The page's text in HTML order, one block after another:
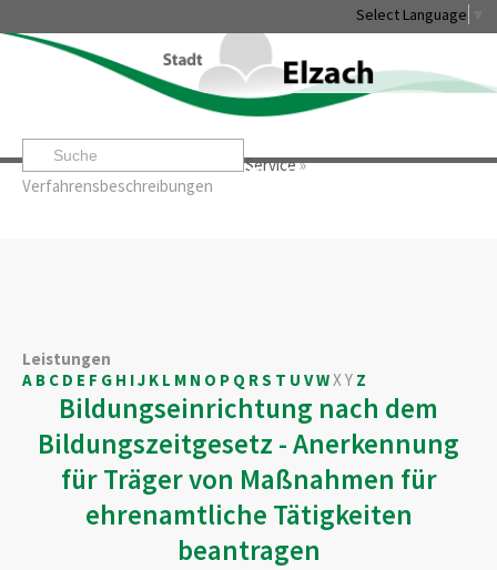
Select Language
Startseite» »Service»
Verfahrensbeschreibungen
Leben & Erleben Rathaus & Service
Leistungen
A B C D E F G H IJ K L M N O P Q RS T U VWXY Z
Bildungseinrichtung nach dem
Bildungszeitgesetz - Anerkennung
für Träger von Maßnahmen für
ehrenamtliche Tätigkeiten
beantragen